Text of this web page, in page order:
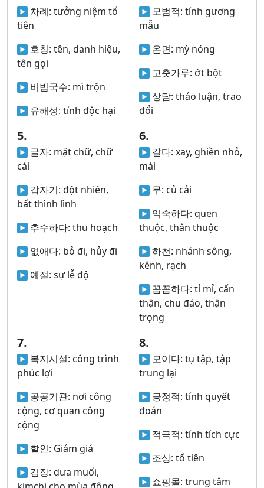
차례: tưởng niệm tổ
tiên
호칭: tên, danh hiệu,
tên gọi
비빔국수: mì trộn
유해성: tính độc hại
모범적: tính gương
mẫu
온면: mỳ nóng
고춧가루: ớt bột
상담: thảo luận, trao
đổi
5.
글자: mặt chữ, chữ
cái
갑자기: đột nhiên,
bất thình lình
추수하다: thu hoạch
없애다: bỏ đi, hủy đi
예절: sự lễ độ
6.
갈다: xay, ghiền nhỏ,
mài
무: củ cải
익숙하다: quen
thuộc, thân thuộc
하천: nhánh sông,
kênh, rạch
꼼꼼하다: tỉ mỉ, cẩn
thận, chu đáo, thận
trọng
7.
복지시설: công trình
phúc lợi
공공기관: nơi công
cộng, cơ quan công
cộng
할인: Giảm giá
김장: dưa muối,
8.
모이다: tụ tập, tập
trung lại
긍정적: tính quyết
đoán
적극적: tính tích cực
조상: tổ tiên
쇼핑몰: trung tâm